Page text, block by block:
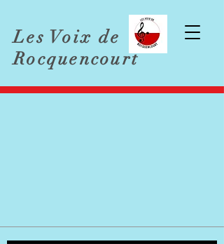
Les Voix de
Rocquencourt